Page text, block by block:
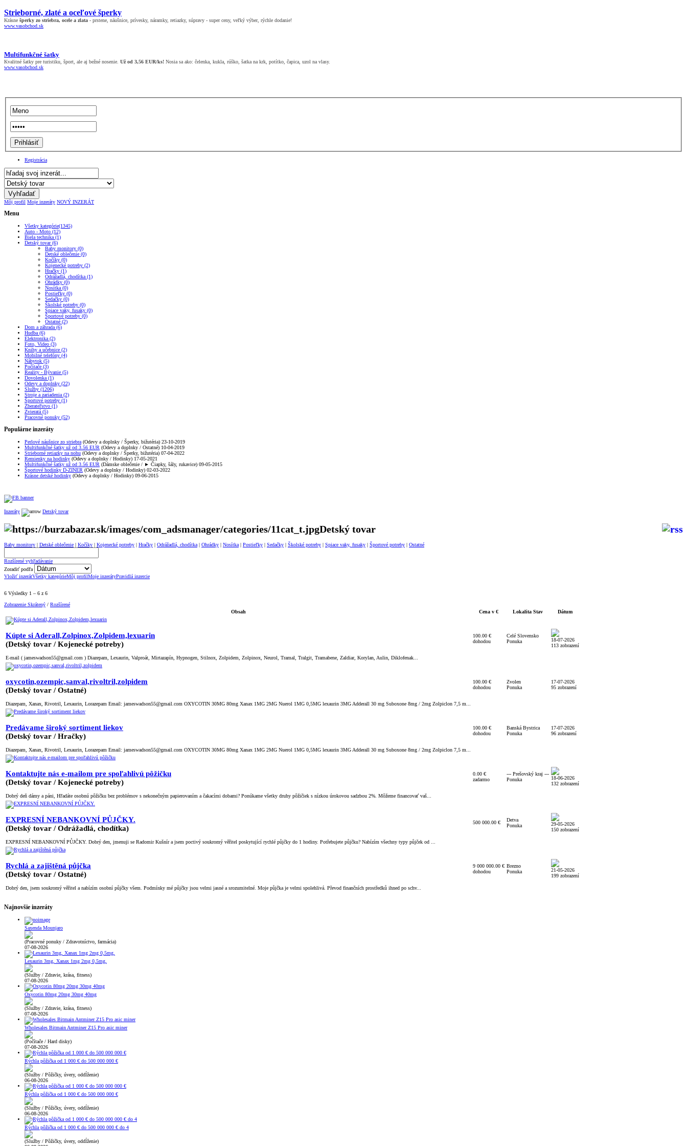
Strieborné, zlaté a oceľové šperky
Krásne šperky zo striebra, ocele a zlata - prstene, náušnice, prívesky, náramky, retiazky, súpravy - super ceny, veľký výber, rýchle dodanie!
www.vasobchod.sk
Multifunkčné šatky
Kvalitné šatky pre turistiku, šport, ale aj bežné nosenie. Už od 3,56 EUR/ks! Nosia sa ako: čelenka, kukla, rúško, šatka na krk, potítko, čapica, uzol na vlasy.
www.vasobchod.sk
Registrácia
Môj profil Moje inzeráty NOVÝ INZERÁT
Menu
Všetky kategórie(1345)
Auto - Moto (12)
Biela technika (1)
Detský tovar (6)
Baby monitory (0)
Detské oblečenie (0)
Kočíky (0)
Kojenecké potreby (2)
Hračky (1)
Odrážadlá, chodítka (1)
Ohrádky (0)
Nosítka (0)
Postieľky (0)
Sedačky (0)
Školské potreby (0)
Spiace vaky, fusaky (0)
Športové potreby (0)
Ostatné (2)
Dom a záhrada (6)
Hudba (6)
Elektronika (2)
Foto, Video (3)
Knihy a učebnice (2)
Mobilné telefóny (4)
Nábytok (5)
Počítače (3)
Reality - Bývanie (5)
Dovolenka (1)
Odevy a doplnky (22)
Služby (1206)
Stroje a zariadenia (2)
Športové potreby (1)
Zberateľstvo (1)
Zvieratá (5)
Pracovné ponuky (52)
Populárne inzeráty
Perlové náušnice zo striebra (Odevy a doplnky / Šperky, bižutéria) 23-10-2019
Multifunkčné šatky už od 3.56 EUR (Odevy a doplnky / Ostatné) 10-04-2019
Strieborné retiazky na nohu (Odevy a doplnky / Šperky, bižutéria) 07-04-2022
Remienky na hodinky (Odevy a doplnky / Hodinky) 17-05-2021
Multifunkčné šatky už od 3.56 EUR (Dámske oblečenie / ► Čiapky, šály, rukavice) 09-05-2015
Športové hodinky D-ZINER (Odevy a doplnky / Hodinky) 02-03-2022
Krásne detské hodinky (Odevy a doplnky / Hodinky) 09-06-2015
Inzeráty Detský tovar
Detský tovar
Baby monitory | Detské oblečenie | Kočíky | Kojenecké potreby | Hračky | Odrážadlá, chodítka| Ohrádky | Nosítka| Postieľky | Sedačky | Školské potreby | Spiace vaky, fusaky | Športové potreby | Ostatné
Rozšírené vyhľadávanie
Zoradiť podľa
Vložiť inzerátVšetky kategórieMôj profilMoje inzerátyPravidlá inzercie
6 Výsledky 1 – 6 z 6
Zobrazenie Skrátený / Rozšírené
Obsah
Cena v € Lokalita Stav Dátum
Kúpte si Aderall,Zolpinox,Zolpidem,lexuarin
(Detský tovar / Kojenecké potreby)
E-mail ( jameswadson55@gmail.com ) Diazepam, Lexaurin, Valproát, Mirtazapín, Hypnogen, Stilnox, Zolpidem, Zolpinox, Neurol, Tramal, Tralgit, Tramabene, Zaldiar, Korylan, Aulin, Diklofenak...
100.00 €
dohodou
Celé Slovensko
Ponuka
18-07-2026
113 zobrazení
oxycotin,ozempic,sanval,rivoltril,zolpidem
(Detský tovar / Ostatné)
Diazepam, Xanax, Rivotril, Lexaurin, Lorazepam Email: jameswadson55@gmail.com OXYCOTIN 30MG 80mg Xanax 1MG 2MG Nuerol 1MG 0,5MG lexaurin 3MG Adderall 30 mg Suboxone 8mg / 2mg Zolpiclon 7,5 m...
100.00 €
dohodou
Zvolen
Ponuka
17-07-2026
95 zobrazení
Predávame široký sortiment liekov
(Detský tovar / Hračky)
Diazepam, Xanax, Rivotril, Lexaurin, Lorazepam Email: jameswadson55@gmail.com OXYCOTIN 30MG 80mg Xanax 1MG 2MG Nuerol 1MG 0,5MG lexaurin 3MG Adderall 30 mg Suboxone 8mg / 2mg Zolpiclon 7,5 m...
100.00 €
dohodou
Banská Bystrica
Ponuka
17-07-2026
96 zobrazení
Kontaktujte nás e-mailom pre spoľahlivú pôžičku
(Detský tovar / Kojenecké potreby)
Dobrý deň dámy a páni, Hľadáte osobnú pôžičku bez problémov s nekonečným papierovaním a čakacími dobami? Ponúkame všetky druhy pôžičiek s nízkou úrokovou sadzbou 2%. Môžeme financovať vaš...
0.00 €
zadarmo
--- Prešovský kraj ---
Ponuka
18-06-2026
132 zobrazení
EXPRESNÍ NEBANKOVNÍ PŮJČKY.
(Detský tovar / Odrážadlá, chodítka)
EXPRESNÍ NEBANKOVNÍ PŮJČKY. Dobrý den, jmenuji se Radomir Kušnír a jsem poctivý soukromý věřitel poskytující rychlé půjčky do 1 hodiny. Potřebujete půjčku? Nabízím všechny typy půjček od ...
500 000.00 €
Detva
Ponuka
29-05-2026
150 zobrazení
Rychlá a zajištěná půjčka
(Detský tovar / Ostatné)
Dobrý den, jsem soukromý věřitel a nabízím osobní půjčky všem. Podmínky mé půjčky jsou velmi jasné a srozumitelné. Moje půjčka je velmi spolehlivá. Převod finančních prostředků ihned po schv...
9 000 000.00 €
dohodou
Brezno
Ponuka
21-05-2026
199 zobrazení
Najnovšie inzeráty
Saxenda Mounjaro
(Pracovné ponuky / Zdravotníctvo, farmácia)
07-08-2026
Lexaurin 3mg, Xanax 1mg 2mg 0,5mg,
(Služby / Zdravie, krása, fitness)
07-08-2026
Oxycotin 80mg 20mg 30mg 40mg
(Služby / Zdravie, krása, fitness)
07-08-2026
Wholesales Bitmain Antminer Z15 Pro asic miner
(Počítače / Hard disky)
07-08-2026
Rýchla pôžička od 1 000 € do 500 000 000 €
(Služby / Pôžičky, úvery, oddĺženie)
06-08-2026
Rýchla pôžička od 1 000 € do 500 000 000 €
(Služby / Pôžičky, úvery, oddĺženie)
06-08-2026
Rýchla pôžička od 1 000 € do 500 000 000 € do 4
(Služby / Pôžičky, úvery, oddĺženie)